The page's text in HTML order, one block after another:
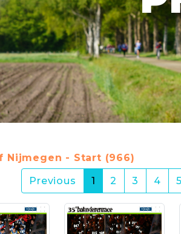
Nijmegen - Start (966)
Previous
1 (current)
2 3 4 5